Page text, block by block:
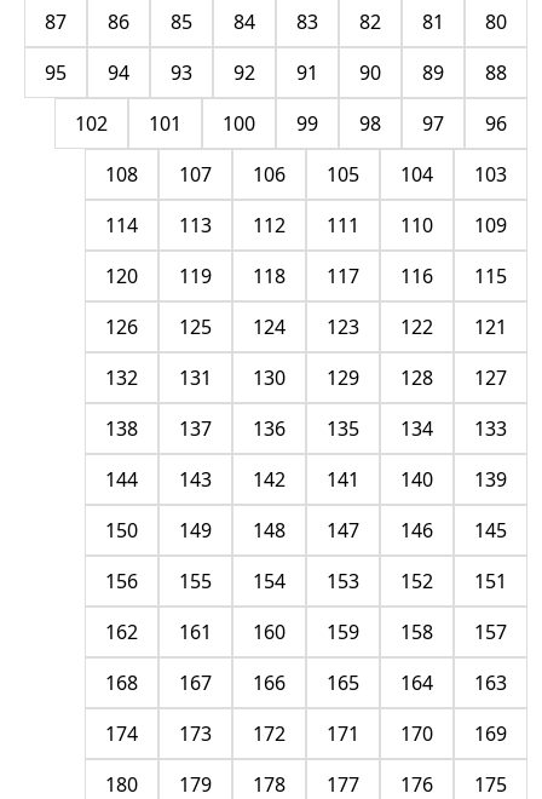
80
81
82
83
84
85
86
87
88
89
90
91
92
93
94
95
96
97
98
99
100
101
102
103
104
105
106
107
108
109
110
111
112
113
114
115
116
117
118
119
120
121
122
123
124
125
126
127
128
129
130
131
132
133
134
135
136
137
138
139
140
141
142
143
144
145
146
147
148
149
150
151
152
153
154
155
156
157
158
159
160
161
162
163
164
165
166
167
168
169
170
171
172
173
174
175
176
177
178
179
180